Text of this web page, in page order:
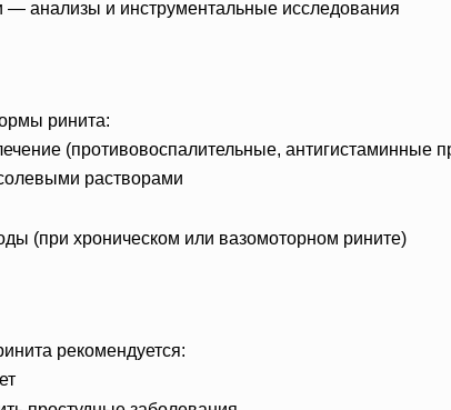
— анализы и инструментальные исследования
ринита:
(противовоспалительные, антигистаминные
растворами
(при хроническом или вазомоторном рините)
рекомендуется: